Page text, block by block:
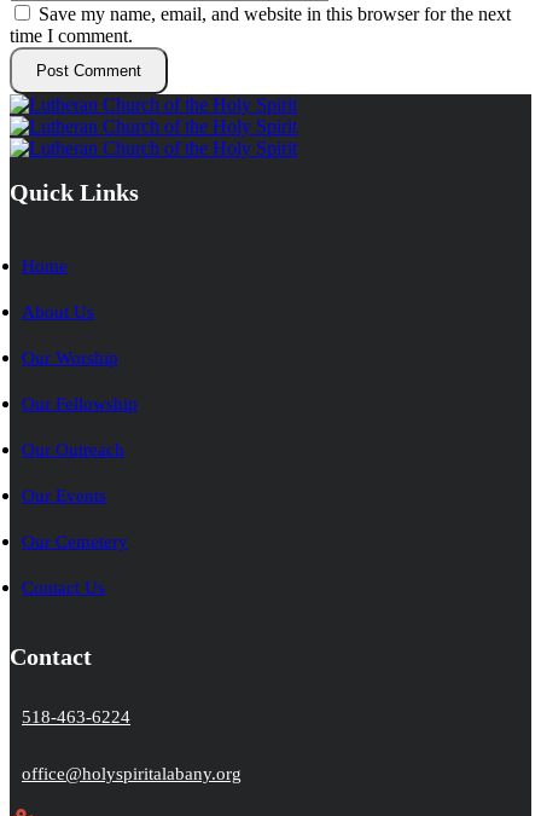
Save my name, email, and website in this browser for the next
time I comment.
Quick Links
Home
About Us
Our Worship
Our Fellowship
Our Outreach
Our Events
Our Cemetery
Contact Us
Contact
518-463-6224
office@holyspiritalabany.org